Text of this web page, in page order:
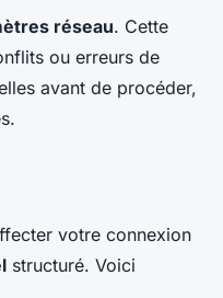
réseau. Cette
ou erreurs de
avant de procéder,
votre connexion
structuré. Voici